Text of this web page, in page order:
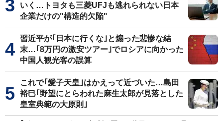
いく…トヨタも三菱UFJも逃れられない日本
企業だけの"構造的欠陥"
習近平が｢日本に行くな｣と煽った悲惨な結
末…｢8万円の激安ツアー｣でロシアに向かった
中国人観光客の誤算
これで｢愛子天皇｣はかえって近づいた…島田
裕巳｢野望にとらわれた麻生太郎が見落とした
皇室典範の大原則｣